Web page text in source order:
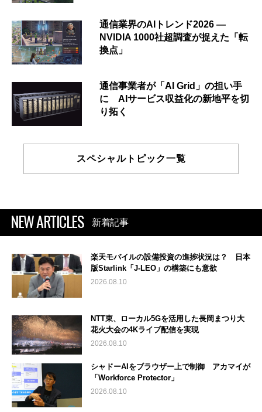
通信業界のAIトレンド2026 ―
NVIDIA 1000社超調査が捉えた「転
換点」
通信事業者が「AI Grid」の担い手
に AIサービス収益化の新地平を切
り拓く
スペシャルトピック一覧
NEW ARTICLES 新着記事
楽天モバイルの設備投資の進捗状況は？ 日本
版Starlink「J-LEO」の構築にも意欲
2026.08.10
NTT東、ローカル5Gを活用した長岡まつり大
花火大会の4Kライブ配信を実現
2026.08.10
シャドーAIをブラウザー上で制御 アカマイが
「Workforce Protector」
2026.08.10